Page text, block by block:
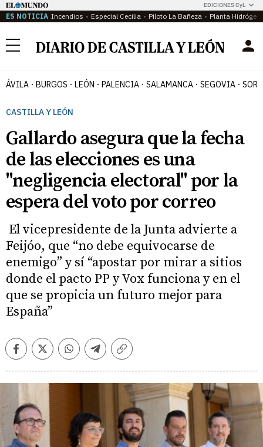
EDICIONES CyL
ES NOTICIA Incendios Especial Cecilia Piloto La Bañeza Planta
Menú
ÁVILA BURGOS LEÓN PALENCIA SALAMANCA SEGOVIA
CASTILLA Y LEÓN
Gallardo asegura que la fecha
de las elecciones es una
"negligencia electoral" por la
espera del voto por correo
El vicepresidente de la Junta advierte a
Feijóo, que “no debe equivocarse de
enemigo” y sí “apostar por mirar a sitios
donde el pacto PP y Vox funciona y en el
que se propicia un futuro mejor para
España”
FacebookTwitterWhatsappTelegramCopiar